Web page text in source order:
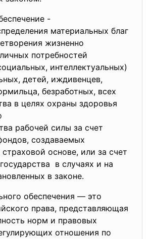
-
материальных благ
жизненно
потребностей
интеллектуальных)
детей, иждивенцев,
безработных, всех
в целях охраны здоровья
рабочей силы за счет
создаваемых
основе, или за счет
в случаях и на
в законе.
обеспечения — это
права, представляющая
норм и правовых
отношения по